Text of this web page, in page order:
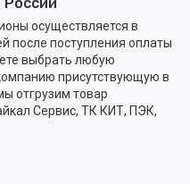
осуществляется в
после поступления оплаты
выбрать любую
присутствующую в
отгрузим товар
Сервис, ТК КИТ, ПЭК,